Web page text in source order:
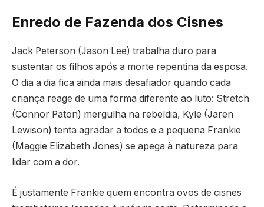
Enredo de Fazenda dos Cisnes
Jack Peterson (Jason Lee) trabalha duro para
sustentar os filhos após a morte repentina da esposa.
O dia a dia fica ainda mais desafiador quando cada
criança reage de uma forma diferente ao luto: Stretch
(Connor Paton) mergulha na rebeldia, Kyle (Jaren
Lewison) tenta agradar a todos e a pequena Frankie
(Maggie Elizabeth Jones) se apega à natureza para
lidar com a dor.
É justamente Frankie quem encontra ovos de cisnes